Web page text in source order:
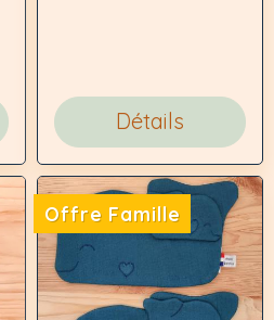
Détails
Offre Famille